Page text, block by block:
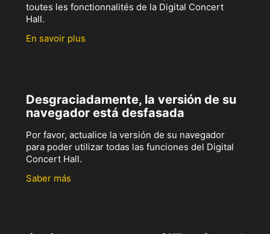
toutes les fonctionnalités de la Digital Concert
Hall.
En savoir plus
Desgraciadamente, la versión de su
navegador está desfasada
Por favor, actualice la versión de su navegador
para poder utilizar todas las funciones del Digital
Concert Hall.
Saber más